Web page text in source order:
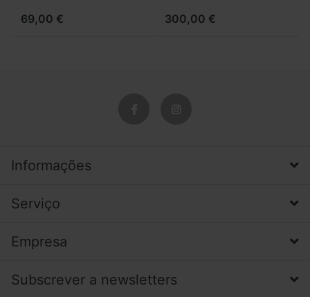
69,00 € 300,00 €
Informações
Serviço
Empresa
Subscrever a newsletters